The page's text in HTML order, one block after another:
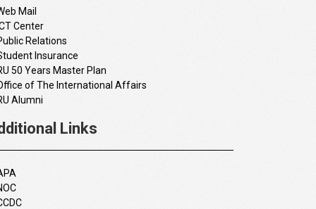
Mail
Center
Relations
Insurance
50 Years Master Plan
of The International Affairs
Alumni
Links